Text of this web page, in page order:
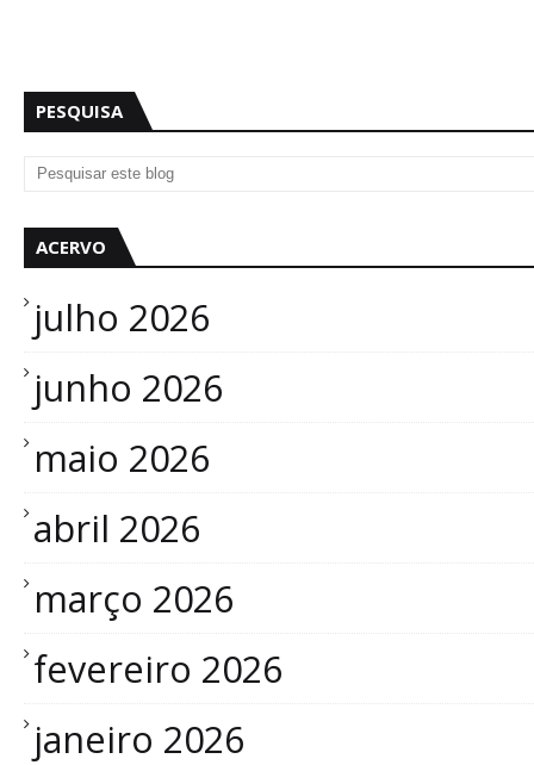
PESQUISA
ACERVO
julho 2026
junho 2026
maio 2026
abril 2026
março 2026
fevereiro 2026
janeiro 2026